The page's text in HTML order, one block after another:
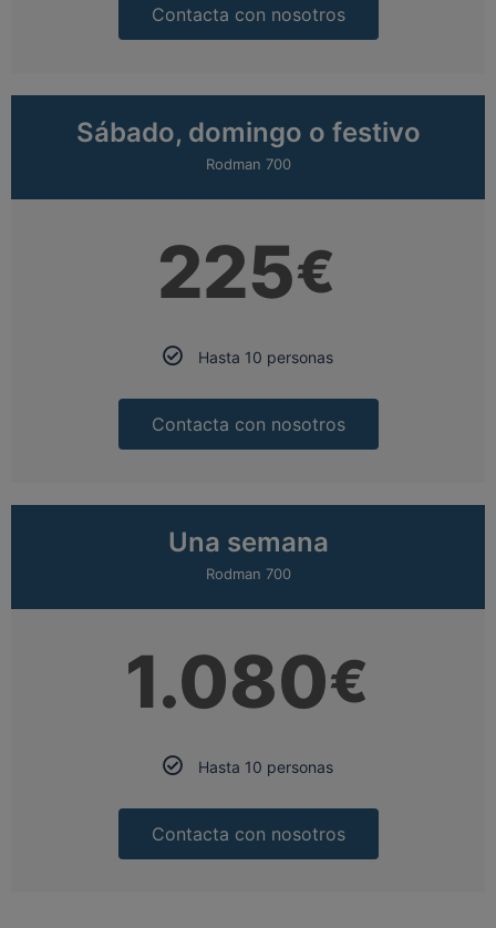
Contacta con nosotros
Sábado, domingo o festivo
Rodman 700
225€
Hasta 10 personas
Contacta con nosotros
Una semana
Rodman 700
1.080€
Hasta 10 personas
Contacta con nosotros